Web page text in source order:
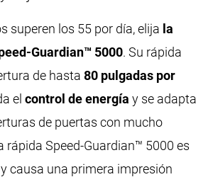
superen los 55 por día, elija la
Guardian™ 5000. Su rápida
de hasta80 pulgadas por
elcontrol de energía y se adapta
de puertas con mucho
rápida Speed-Guardian™ 5000 es
causa una primera impresión